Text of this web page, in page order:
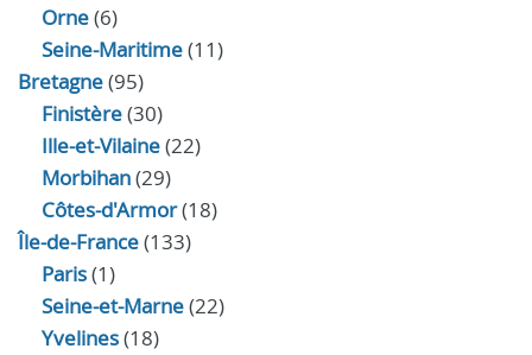
Orne(6)
Seine-Maritime(11)
Bretagne(95)
Finistère(30)
Ille-et-Vilaine(22)
Morbihan(29)
Côtes-d'Armor(18)
Île-de-France(133)
Paris(1)
Seine-et-Marne(22)
Yvelines(18)